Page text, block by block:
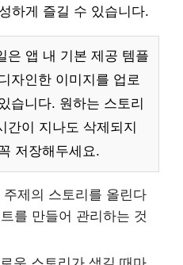
하게 즐길 수 있습니다.
은 앱 내 기본 제공 템플
자인한 이미지를 업로
습니다. 원하는 스토리
간이 지나도 삭제되지
저장해두세요.
주제의 스토리를 올린다
를 만들어 관리하는 것